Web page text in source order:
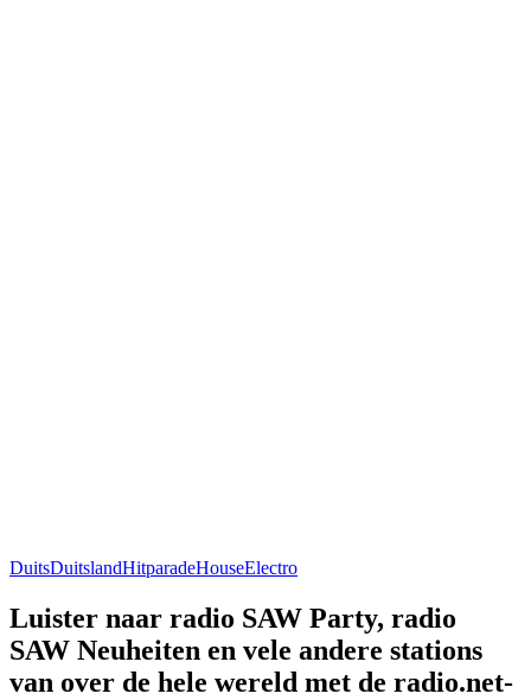
DuitsDuitslandHitparadeHouseElectro
Luister naar radio SAW Party, radio
SAW Neuheiten en vele andere stations
van over de hele wereld met de radio.net-